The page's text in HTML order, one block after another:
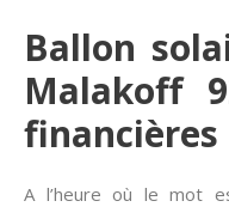
Ballon
Malakoff
financières
A l’heure où le mot